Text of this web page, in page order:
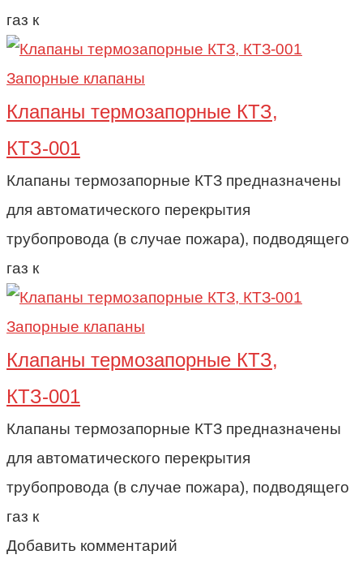
газ к
Запорные клапаны
Клапаны термозапорные КТЗ,
КТЗ-001
Клапаны термозапорные КТЗ предназначены
для автоматического перекрытия
трубопровода (в случае пожара), подводящего
газ к
Запорные клапаны
Клапаны термозапорные КТЗ,
КТЗ-001
Клапаны термозапорные КТЗ предназначены
для автоматического перекрытия
трубопровода (в случае пожара), подводящего
газ к
Добавить комментарий